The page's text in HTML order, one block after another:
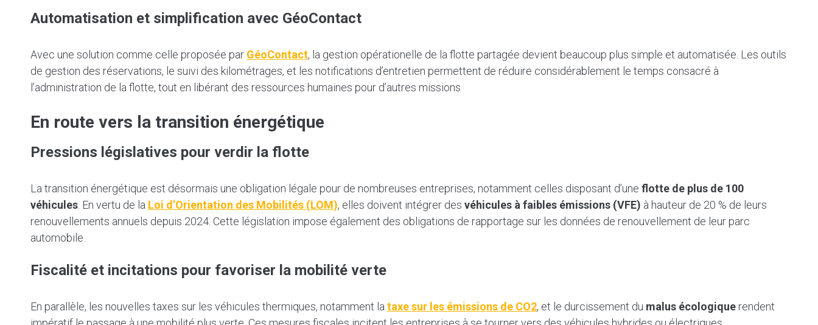
Automatisation et simplification avec GéoContact
Avec une solution comme celle proposée par GéoContact, la gestion opérationelle de la flotte partagée devient beaucoup plus simple et automatisée. Les outils
de gestion des réservations, le suivi des kilométrages, et les notifications d’entretien permettent de réduire considérablement le temps consacré à
l’administration de la flotte, tout en libérant des ressources humaines pour d’autres missions
En route vers la transition énergétique
Pressions législatives pour verdir la flotte
La transition énergétique est désormais une obligation légale pour de nombreuses entreprises, notamment celles disposant d’une flotte de plus de 100
véhicules . En vertu de la Loi d’Orientation des Mobilités (LOM), elles doivent intégrer des véhicules à faibles émissions (VFE) à hauteur de 20 % de leurs
renouvellements annuels depuis 2024. Cette législation impose également des obligations de rapportage sur les données de renouvellement de leur parc
automobile.
Fiscalité et incitations pour favoriser la mobilité verte
En parallèle, les nouvelles taxes sur les véhicules thermiques, notamment la taxe sur les émissions de CO2, et le durcissement du malus écologique rendent